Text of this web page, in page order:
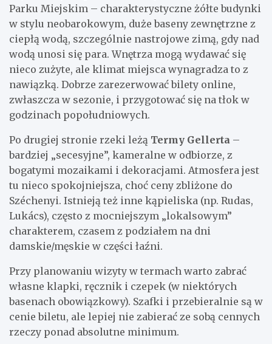
Parku Miejskim – charakterystyczne żółte budynki
w stylu neobarokowym, duże baseny zewnętrzne z
ciepłą wodą, szczególnie nastrojowe zimą, gdy nad
wodą unosi się para. Wnętrza mogą wydawać się
nieco zużyte, ale klimat miejsca wynagradza to z
nawiązką. Dobrze zarezerwować bilety online,
zwłaszcza w sezonie, i przygotować się na tłok w
godzinach popołudniowych.
Po drugiej stronie rzeki leżą Termy Gellerta –
bardziej „secesyjne”, kameralne w odbiorze, z
bogatymi mozaikami i dekoracjami. Atmosfera jest
tu nieco spokojniejsza, choć ceny zbliżone do
Széchenyi. Istnieją też inne kąpieliska (np. Rudas,
Lukács), często z mocniejszym „lokalsowym”
charakterem, czasem z podziałem na dni
damskie/męskie w części łaźni.
Przy planowaniu wizyty w termach warto zabrać
własne klapki, ręcznik i czepek (w niektórych
basenach obowiązkowy). Szafki i przebieralnie są w
cenie biletu, ale lepiej nie zabierać ze sobą cennych
rzeczy ponad absolutne minimum.